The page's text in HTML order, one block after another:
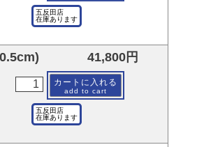
五反田店
在庫あります
41,800円
カートに入れる
add to cart
五反田店
在庫あります